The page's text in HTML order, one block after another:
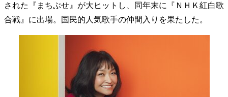
マインドセット
重圧との向き合い方 一流のルーティン
20代の現在地
ライフスタイル・生き方
40代からの景色 50代のリアル
された『まちぶせ』が大ヒットし、同年末に『ＮＨＫ紅白歌
合戦』に出場。国民的人気歌手の仲間入りを果たした。